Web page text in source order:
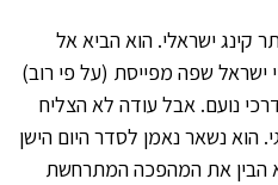
קינג ישראלי. הוא הביא אל
ישראל שפה מפייסת (על פי רוב)
נועם. אבל עודה לא הצליח
הוא נשאר נאמן לסדר היום הישן
הבין את המהפכה המתרחשת